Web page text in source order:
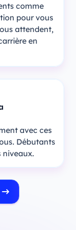
comme
pour vous
attendent,
en
avec ces
Débutants
niveaux.